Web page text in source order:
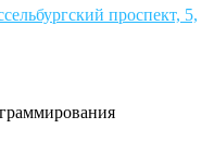
проспект, 5,